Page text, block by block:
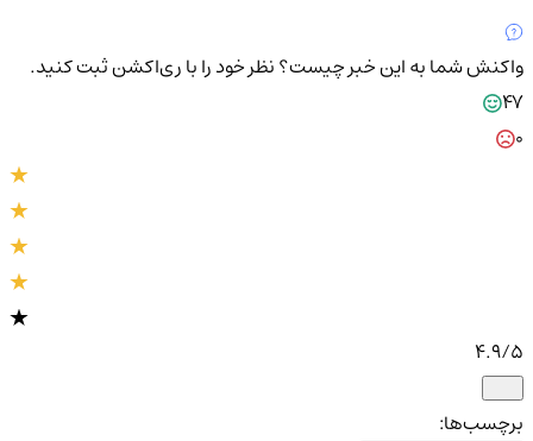
واکنش شما به این خبر چیست؟نظر خود را با ری‌اکشن ثبت کنید.
47
4.9/5
برچسب‌ها: